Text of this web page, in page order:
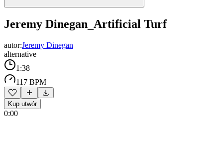
Jeremy Dinegan_Artificial Turf
autor:Jeremy Dinegan
alternative
1:38
117 BPM
Kup utwór
0:00